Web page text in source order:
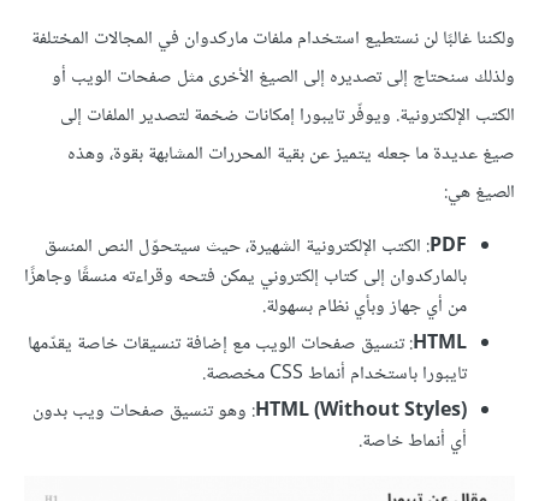
ولكننا غالبًا لن نستطيع استخدام ملفات ماركدوان في المجالات المختلفة
ولذلك سنحتاج إلى تصديره إلى الصيغ اﻷخرى مثل صفحات الويب أو
الكتب اﻹلكترونية. ويوفّر تايبورا إمكانات ضخمة لتصدير الملفات إلى
صيغ عديدة ما جعله يتميز عن بقية المحررات المشابهة بقوة، وهذه
الصيغ هي:
PDF: الكتب اﻹلكترونية الشهيرة، حيث سيتحوّل النص المنسق
بالماركدوان إلى كتاب إلكتروني يمكن فتحه وقراءته منسقًا وجاهزًا
من أي جهاز وبأي نظام بسهولة.
HTML: تنسيق صفحات الويب مع إضافة تنسيقات خاصة يقدّمها
تايبورا باستخدام أنماط CSS مخصصة.
HTML (Without Styles)‎: وهو تنسيق صفحات ويب بدون
أي أنماط خاصة.